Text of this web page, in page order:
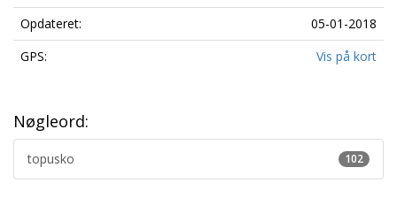
Opdateret:
05-01-2018
GPS:
Vis på kort
Nøgleord:
102
topusko